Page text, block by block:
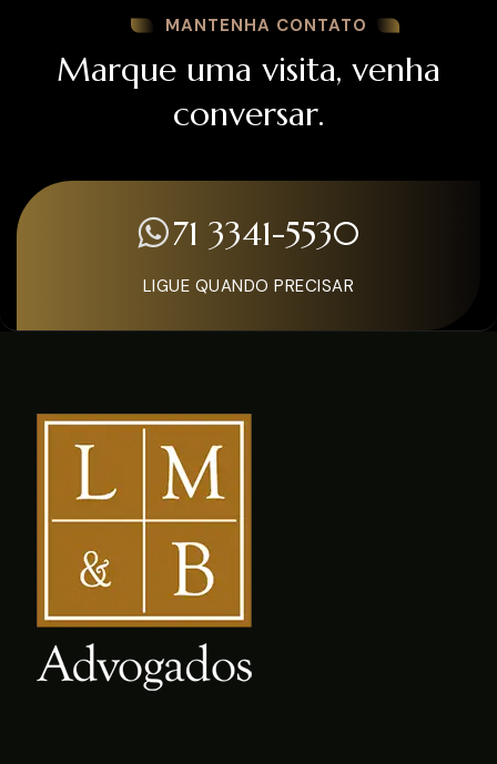
MANTENHA CONTATO
Marque uma visita, venha
conversar.
71 3341-5530
LIGUE QUANDO PRECISAR